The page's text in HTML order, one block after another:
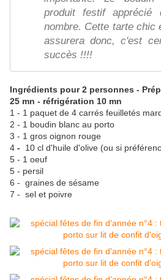
produit festif apprécié
nombre. Cette tarte chic
assurera donc, c'est
succès !!!!
Ingrédients pour 2 personnes -
25 mn - réfrigération 10 mn
1 - 1 paquet de 4 carrés feuilletés
2 - 1 boudin blanc au porto
3 - 1 gros oignon rouge
4 - 10 cl d'huile d'olive (ou si
5 - 1 oeuf
5 - persil
6 - graines de sésame
7 - sel et poivre